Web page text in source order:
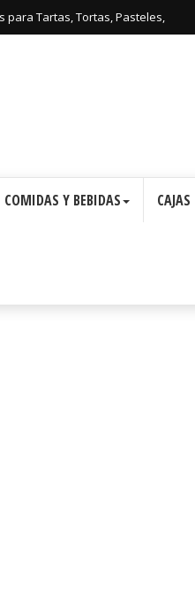
Imprimir Gratis.
COMIDAS Y BEBIDAS CAJAS